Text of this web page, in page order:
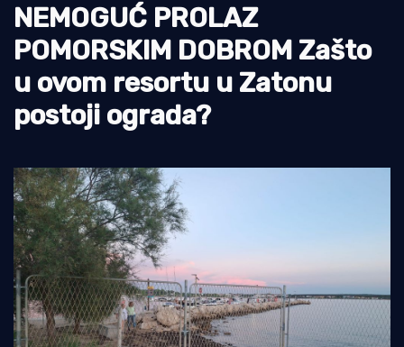
Ekologija
Tradicija i kultura
NEMOGUĆ PROLAZ
POMORSKIM DOBROM Zašto
u ovom resortu u Zatonu
postoji ograda?